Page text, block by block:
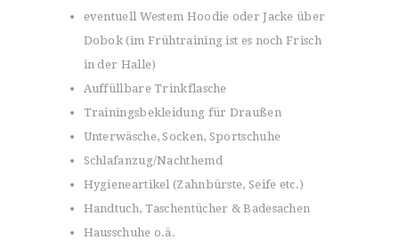
eventuell Westem Hoodie oder Jacke über
Dobok (im Frühtraining ist es noch Frisch
in der Halle)
Auffüllbare Trinkflasche
Trainingsbekleidung für Draußen
Unterwäsche, Socken, Sportschuhe
Schlafanzug/Nachthemd
Hygieneartikel (Zahnbürste, Seife etc.)
Handtuch, Taschentücher & Badesachen
Hausschuhe o.ä.